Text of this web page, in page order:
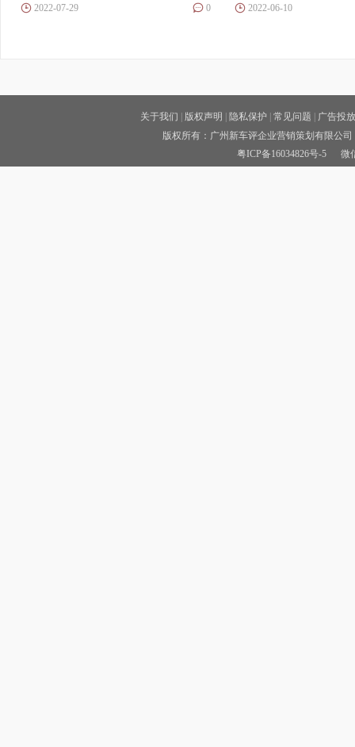
2022-07-29 0 2022-06-10
关于我们 | 版权声明 | 隐私保护 | 常见问题 | 广告投放
版权所有：广州新车评企业营销策划有限公
粤ICP备16034826号-5微信